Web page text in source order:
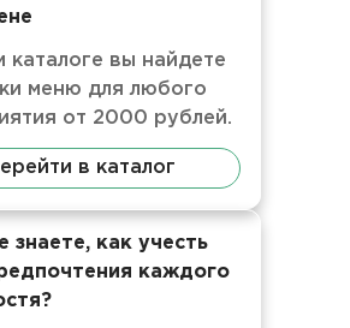
каталоге вы найдете
меню для любого
от 2000 рублей.
в каталог
знаете, как учесть
каждого